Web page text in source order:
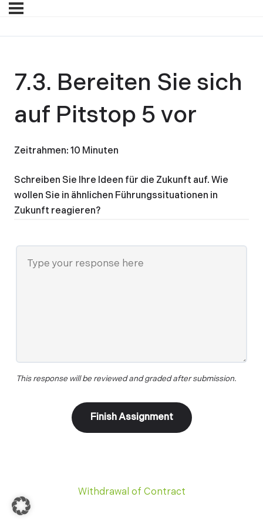
7.3. Bereiten Sie sich
auf Pitstop 5 vor
Zeitrahmen: 10 Minuten
Schreiben Sie Ihre Ideen für die Zukunft auf. Wie
wollen Sie in ähnlichen Führungssituationen in
Zukunft reagieren?
This response will be reviewed and graded after submission.
Withdrawal of Contract